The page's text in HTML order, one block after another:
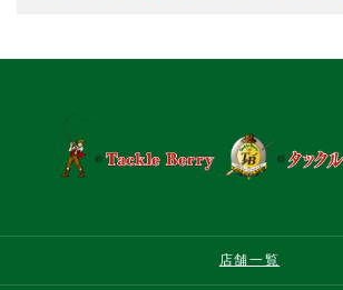
店舗一覧